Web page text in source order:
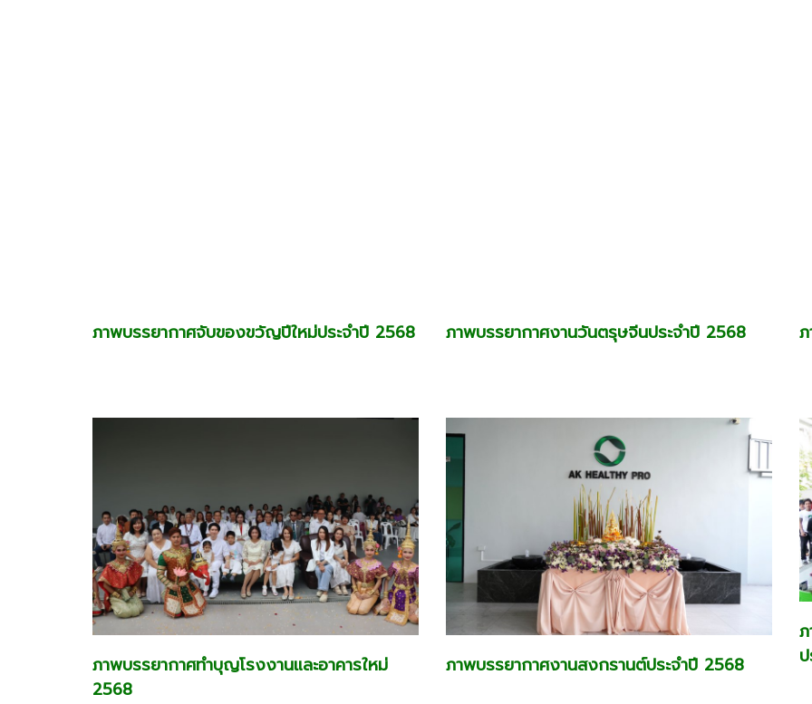
ภาพบรรยากาศจับของขวัญปีใหม่ประจำปี 2568 ภาพบรรยากาศงานวันตรุษจีนประจำปี 2568
ภาพบรรยากาศทำบุญโรงงานและอาคารใหม่
2568
ภาพบรรยากาศงานสงกรานต์ประจำปี 2568